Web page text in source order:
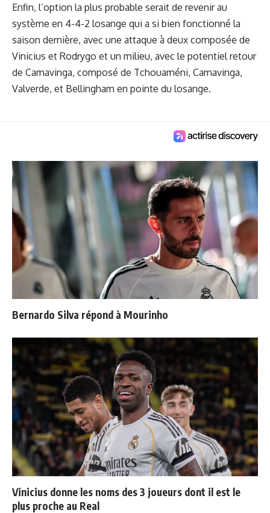
Enfin, l’option la plus probable serait de revenir au
système en 4-4-2 losange qui a si bien fonctionné la
saison dernière, avec une attaque à deux composée de
Vinicius et Rodrygo et un milieu, avec le potentiel retour
de Camavinga, composé de Tchouaméni, Camavinga,
Valverde, et Bellingham en pointe du losange.
Bernardo Silva répond à Mourinho
Vinicius donne les noms des 3 joueurs dont il est le
plus proche au Real